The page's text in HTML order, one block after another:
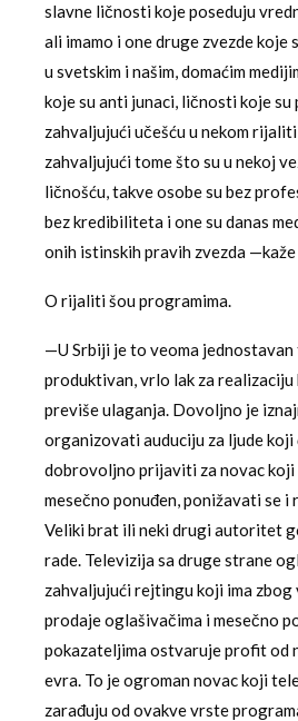
slavne ličnosti koje poseduju
ali imamo i one druge zvezde
u svetskim i našim, domaćim
koje su anti junaci, ličnosti koje
zahvaljujući učešću u nekom
zahvaljujući tome što su u nekoj
ličnošću, takve osobe su bez
bez kredibiliteta i one su danas
onih istinskih pravih zvezda
O rijaliti šou programima.
—U Srbiji je to veoma
produktivan, vrlo lak za realizaciju
previše ulaganja. Dovoljno je
organizovati auduciju za ljude
dobrovoljno prijaviti za novac koji
mesečno ponuđen, ponižavati se
Veliki brat ili neki drugi autoritet
rade. Televizija sa druge strane
zahvaljujući rejtingu koji ima
prodaje oglašivačima i mesečno
pokazateljima ostvaruje profit od
evra. To je ogroman novac koji
zarađuju od ovakve vrste